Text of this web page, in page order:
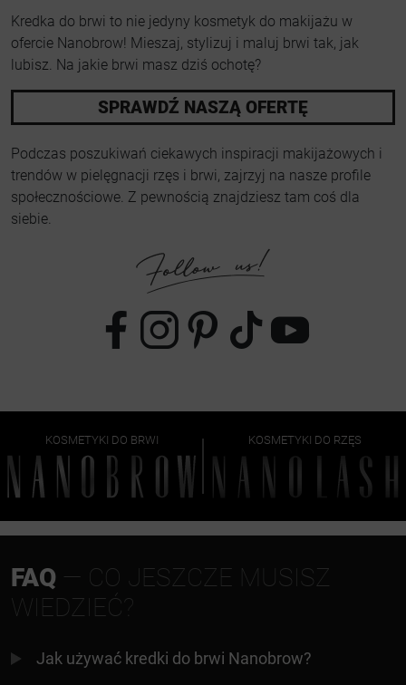
Kredka do brwi to nie jedyny kosmetyk do makijażu w
ofercie Nanobrow! Mieszaj, stylizuj i maluj brwi tak, jak
lubisz. Na jakie brwi masz dziś ochotę?
SPRAWDŹ NASZĄ OFERTĘ
Podczas poszukiwań ciekawych inspiracji makijażowych i
trendów w pielęgnacji rzęs i brwi, zajrzyj na nasze profile
społecznościowe. Z pewnością znajdziesz tam coś dla
siebie.
KOSMETYKI DO BRWI KOSMETYKI DO RZĘS
FAQ — CO JESZCZE MUSISZ
WIEDZIEĆ?
Jak używać kredki do brwi Nanobrow?